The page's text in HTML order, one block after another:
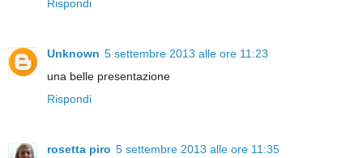
Rispondi
Unknown 5 settembre 2013 alle ore 11:23
una belle presentazione
Rispondi
rosetta piro 5 settembre 2013 alle ore 11:35